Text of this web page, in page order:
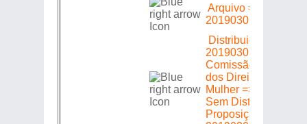
Arquivo =>
20190301606
Distribuição =>
20190301606 =>
Comissão de Defesa
dos Direitos da
Mulher => Relator:
Sem Distribuição =>
Proposição